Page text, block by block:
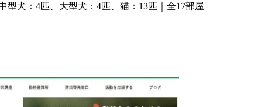
型犬：4匹、大型犬：4匹、猫：13匹｜全17部屋